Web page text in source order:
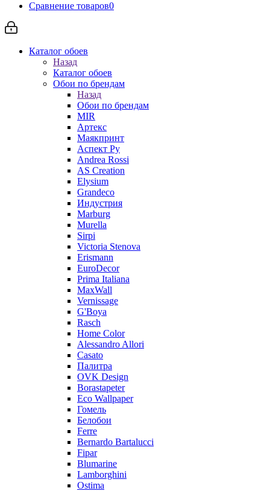
Сравнение товаров0
Каталог обоев
Назад
Каталог обоев
Обои по брендам
Назад
Обои по брендам
MIR
Артекс
Маякпринт
Аспект Ру
Andrea Rossi
AS Creation
Elysium
Grandeco
Индустрия
Marburg
Murella
Sirpi
Victoria Stenova
Erismann
EuroDecor
Prima Italiana
MaxWall
Vernissage
G'Boya
Rasch
Home Color
Alessandro Allori
Casato
Палитра
OVK Design
Borastapeter
Eco Wallpaper
Гомель
Белобои
Ferre
Bernardo Bartalucci
Fipar
Blumarine
Lamborghini
Ostima